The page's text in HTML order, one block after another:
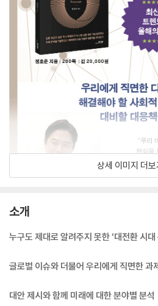
상세 이미지 더보
소개
누구도 제대로 알려주지 못한 ‘대전환 시대
글로벌 이슈와 더불어 우리에게 직면한 과
대안 제시와 함께 미래에 대한 분야별 분석